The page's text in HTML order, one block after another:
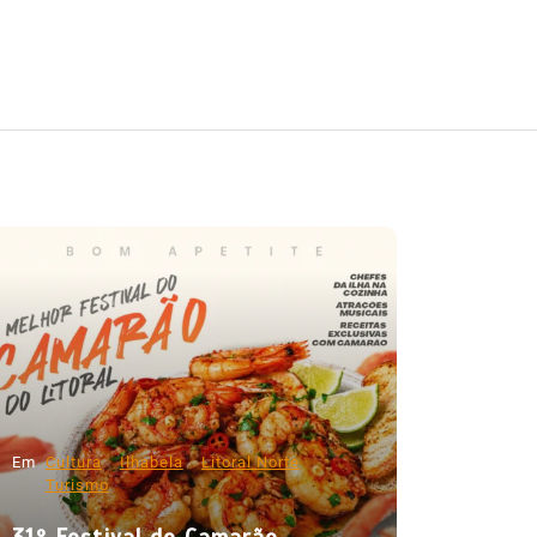
Em Cultura Ilhabela
Litoral Norte
Turismo